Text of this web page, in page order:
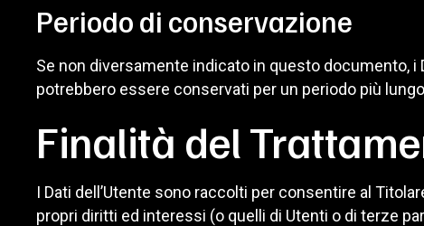
Periodo di conservazione
Se non diversamente indicato in questo documento,
potrebbero essere conservati per un periodo più
Finalità del
I Dati dell’Utente sono raccolti per consentire al
propri diritti ed interessi (o quelli di Utenti o di terze